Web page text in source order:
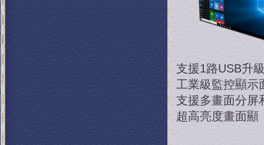
支援1路USB升
工業級監控顯示
支援多畫面分屏
超高亮度畫面顯